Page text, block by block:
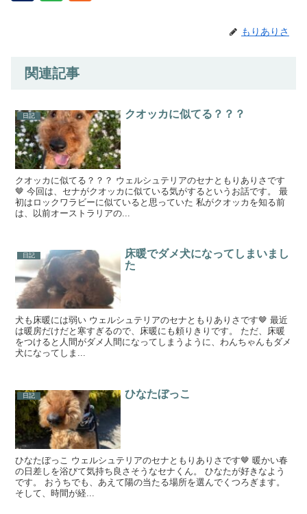
もりありさ
関連記事
日記 クオッカに似てる？？？
クオッカに似てる？？？ ウェルシュテリアのセナともりありさです
🤎 今回は、セナがクオッカに似ている気がするというお話です。 最
初はロックワラビーに似ていると思っていた 私がクオッカを知る前
は、以前オーストラリアの...
日記
床暖でダメ犬になってしまいまし
た
犬も床暖には弱い ウェルシュテリアのセナともりありさです🤎 最近
は暖房だけだと寒すぎるので、床暖にも頼りきりです。 ただ、床暖
をつけると人間がダメ人間になってしまうように、わんちゃんもダメ
犬になってしま...
日記 ひなたぼっこ
ひなたぼっこ ウェルシュテリアのセナともりありさです🤎 暖かい春
の日差しを浴びて気持ち良さそうなセナくん。 ひなたが好きなよう
です。 おうちでも、あえて陽の当たる場所を選んでくつろぎます。
そして、時間が経...